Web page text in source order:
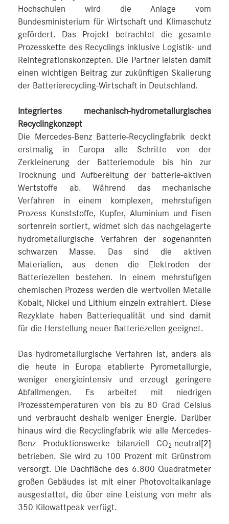
Hochschulen wird die Anlage vom
Bundesministerium für Wirtschaft und Klimaschutz
gefördert. Das Projekt betrachtet die gesamte
Prozesskette des Recyclings inklusive Logistik- und
Reintegrationskonzepten. Die Partner leisten damit
einen wichtigen Beitrag zur zukünftigen Skalierung
der Batterierecycling-Wirtschaft in Deutschland.
Integriertes mechanisch-hydrometallurgisches
Recyclingkonzept
Die Mercedes-Benz Batterie-Recyclingfabrik deckt
erstmalig in Europa alle Schritte von der
Zerkleinerung der Batteriemodule bis hin zur
Trocknung und Aufbereitung der batterie-aktiven
Wertstoffe ab. Während das mechanische
Verfahren in einem komplexen, mehrstufigen
Prozess Kunststoffe, Kupfer, Aluminium und Eisen
sortenrein sortiert, widmet sich das nachgelagerte
hydrometallurgische Verfahren der sogenannten
schwarzen Masse. Das sind die aktiven
Materialien, aus denen die Elektroden der
Batteriezellen bestehen. In einem mehrstufigen
chemischen Prozess werden die wertvollen Metalle
Kobalt, Nickel und Lithium einzeln extrahiert. Diese
Rezyklate haben Batteriequalität und sind damit
für die Herstellung neuer Batteriezellen geeignet.
Das hydrometallurgische Verfahren ist, anders als
die heute in Europa etablierte Pyrometallurgie,
weniger energieintensiv und erzeugt geringere
Abfallmengen. Es arbeitet mit niedrigen
Prozesstemperaturen von bis zu 80 Grad Celsius
und verbraucht deshalb weniger Energie. Darüber
hinaus wird die Recyclingfabrik wie alle Mercedes-
Benz Produktionswerke bilanziell CO2-neutral [2]
betrieben. Sie wird zu 100 Prozent mit Grünstrom
versorgt. Die Dachfläche des 6.800 Quadratmeter
großen Gebäudes ist mit einer Photovoltaikanlage
ausgestattet, die über eine Leistung von mehr als
350 Kilowattpeak verfügt.